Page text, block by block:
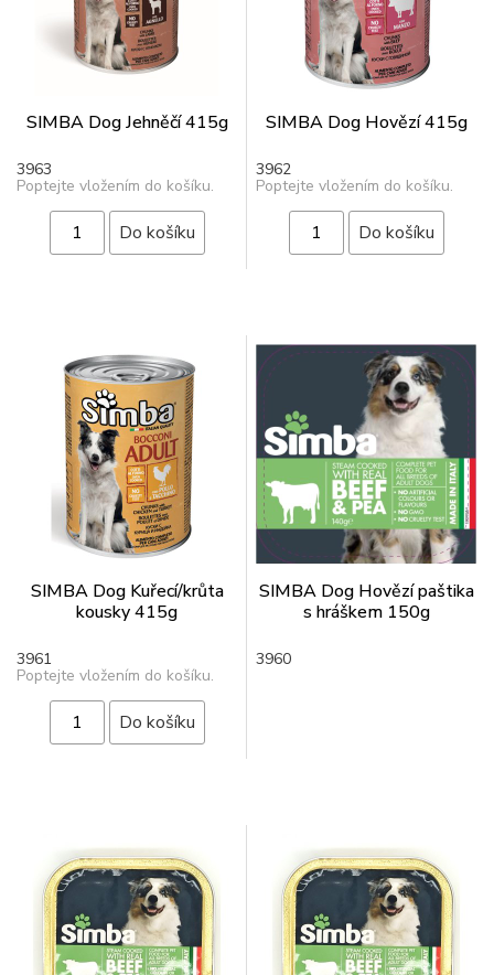
SIMBA Dog Jehněčí 415g
3963
Poptejte vložením do košíku.
SIMBA Dog Hovězí 415g
3962
Poptejte vložením do košíku.
SIMBA Dog Kuřecí/krůta
kousky 415g
3961
Poptejte vložením do košíku.
SIMBA Dog Hovězí paštika
s hráškem 150g
3960